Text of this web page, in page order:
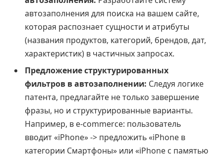
автозаполнения для поиска на вашем сайте,
которая распознает сущности и атрибуты
(названия продуктов, категорий, брендов, дат,
характеристик) в частичных запросах.
Предложение структурированных
фильтров в автозаполнении: Следуя логике
патента, предлагайте не только завершение
фразы, но и структурированные варианты.
Например, в e-commerce: пользователь
вводит «iPhone» -> предложить «iPhone в
категории Смартфоны» или «iPhone с памятью